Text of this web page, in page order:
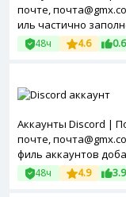
почте,
иль частично
48ч 4.6
Аккаунты Discord |
почте,
филь аккаунтов
X ip.48ч 4.9